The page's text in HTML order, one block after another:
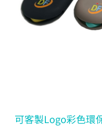
可客製Logo彩色環